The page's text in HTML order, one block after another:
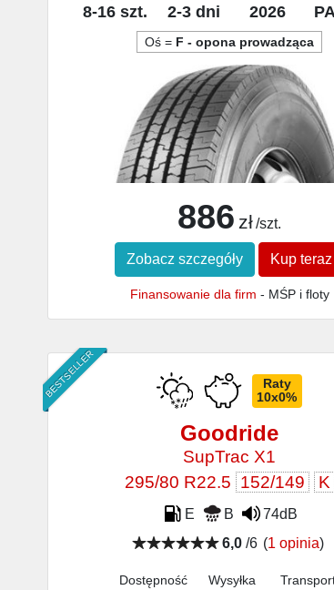
8-16 szt. 2-3 dni 2026
Oś = F - opona prowadząca
886 zł /szt.
Zobacz szczegóły Kup teraz
Finansowanie dla firm - MŚP i floty
BESTSELLER
Raty
10x0%
Goodride
SupTrac X1
295/80 R22.5 152/149 K
E B
74dB
6,0/6 (1 opinia)
Dostępność Wysyłka